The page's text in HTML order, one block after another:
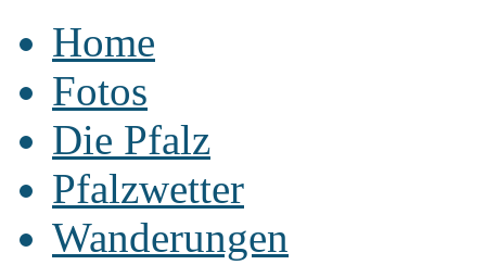
Home
Fotos
Die Pfalz
Pfalzwetter
Wanderungen